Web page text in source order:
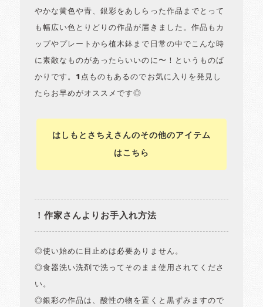
やかな黄色や青、銀彩をあしらった作品までとって
も幅広い色とりどりの作品が届きました。作品もカ
ップやプレートから植木鉢まで日常の中でこんな時
に素敵なものがあったらいいのに〜！というものば
かりです。1点ものもあるのでお気に入りを発見し
たらお早めがオススメです◎
はしもとさちえさんのその他のアイテム
はこちら
！作家さんよりお手入れ方法
◎使い始めに目止めは必要ありません。
◎食器洗い洗剤で洗ってそのまま使用されてくださ
い。
◎銀彩の作品は、酸性の物を置くと黒ずみますので